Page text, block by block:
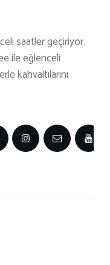
saatler geçiriyor.
ile eğlenceli
kahvaltılarını